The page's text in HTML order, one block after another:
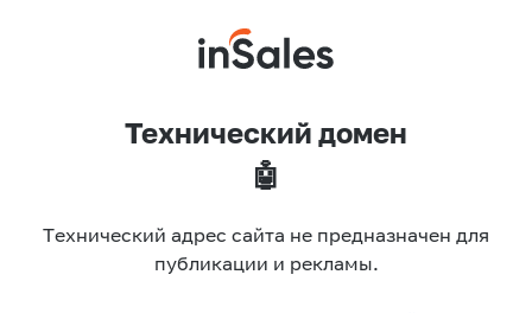
Технический домен
🤖
Технический адрес сайта не предназначен для
публикации и рекламы.